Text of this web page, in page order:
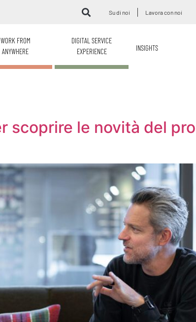
Su di noi Lavora con noi
WORK FROM
ANYWHERE
DIGITAL SERVICE
EXPERIENCE
INSIGHTS
scoprire le novità del